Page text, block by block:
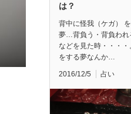
は？
背中に怪我（ケガ）
夢…背負う・背負われ
などを見た時・・・・
をする夢なんか…
2016/12/5 占い